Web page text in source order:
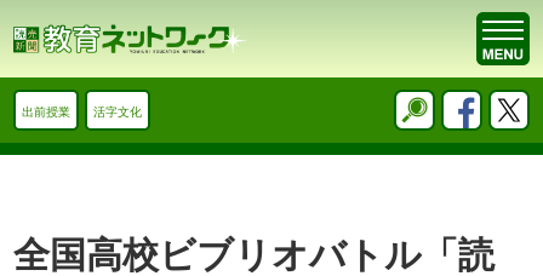
出前授業 活字文化
全国高校ビブリオバトル「読